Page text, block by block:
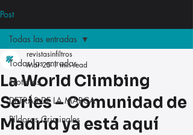
Post
Todas las entradas
Noticias
DETRÁS DE LA MARCA
Píldoras Criminales
Todas las entradas
La World Climbing
Series – Comunidad de
Madrid ya está aquí
revistasinfiltros
Mar 25 1 min read